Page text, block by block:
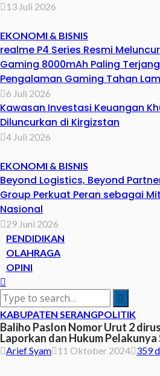
13 Juli 2026
EKONOMI & BISNIS
realme P4 Series Resmi
Gaming 8000mAh Paling
Pengalaman Gaming Tahan
6 Juli 2026
Kawasan Investasi Keuangan
Diluncurkan di Kirgizstan
4 Juli 2026
EKONOMI & BISNIS
Beyond Logistics, Beyond
Group Perkuat Peran sebagai
Nasional
29 Juni 2026
PENDIDIKAN
OLAHRAGA
OPINI
KABUPATEN SERANGPOLITIK
Baliho Paslon Nomor Urut 2
Laporkan dan Hukum Pelakunya
Arief Syam 11 Oktober 2024 359